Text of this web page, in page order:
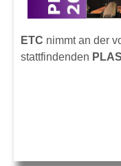
ETC nimmt an der
stattfindenden